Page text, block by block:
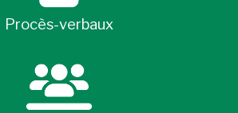
Procès-verbaux